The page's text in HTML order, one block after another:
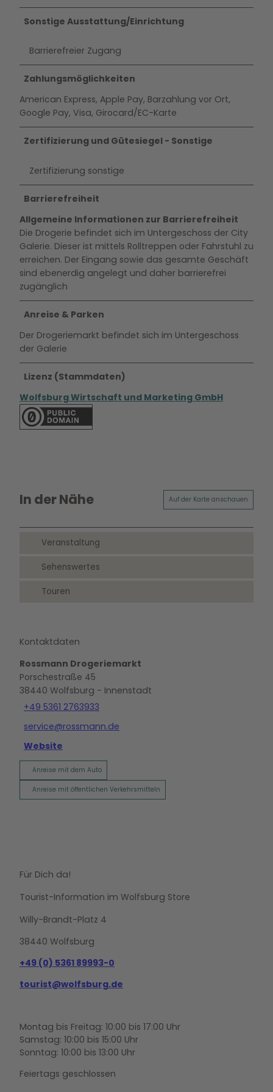
Sonstige Ausstattung/Einrichtung
Barrierefreier Zugang
Zahlungsmöglichkeiten
American Express, Apple Pay, Barzahlung vor Ort,
Google Pay, Visa, Girocard/EC-Karte
Zertifizierung und Gütesiegel - Sonstige
Zertifizierung sonstige
Barrierefreiheit
Allgemeine Informationen zur Barrierefreiheit
Die Drogerie befindet sich im Untergeschoss der City
Galerie. Dieser ist mittels Rolltreppen oder Fahrstuhl zu
erreichen. Der Eingang sowie das gesamte Geschäft
sind ebenerdig angelegt und daher barrierefrei
zugänglich
Anreise & Parken
Der Drogeriemarkt befindet sich im Untergeschoss
der Galerie
Lizenz (Stammdaten)
Wolfsburg Wirtschaft und Marketing GmbH
In der Nähe Auf der Karte anschauen
Veranstaltung
Sehenswertes
Touren
Kontaktdaten
Rossmann Drogeriemarkt
Porschestraße 45
38440 Wolfsburg - Innenstadt
+49 5361 2763933
service@rossmann.de
Website
Anreise mit dem Auto
Anreise mit öffentlichen Verkehrsmitteln
Für Dich da!
Tourist-Information im Wolfsburg Store
Willy-Brandt-Platz 4
38440 Wolfsburg
+49 (0) 5361 89993-0
tourist@wolfsburg.de
Montag bis Freitag: 10:00 bis 17:00 Uhr
Samstag: 10:00 bis 15:00 Uhr
Sonntag: 10:00 bis 13:00 Uhr
Feiertags geschlossen